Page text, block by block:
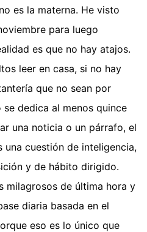
es la materna. He visto
para luego
es que no hay atajos.
leer en casa, si no hay
que no sean por
dedica al menos quince
una noticia o un párrafo, el
una cuestión de inteligencia,
y de hábito dirigido.
milagrosos de última hora y
diaria basada en el
eso es lo único que